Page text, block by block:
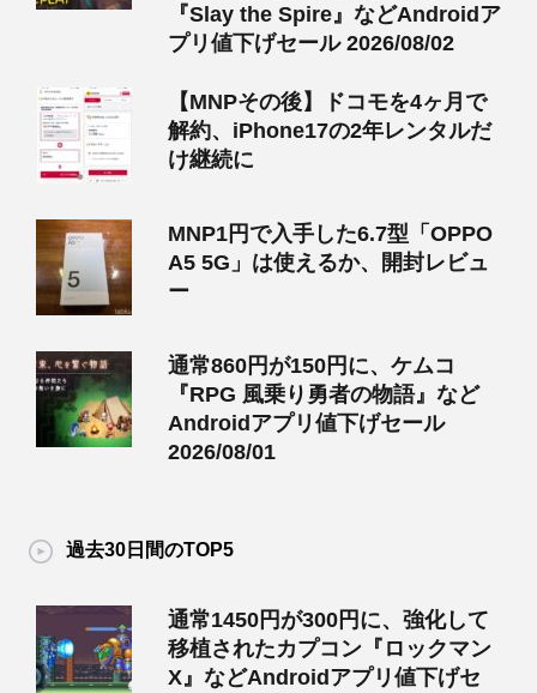
『Slay the Spire』などAndroidア
プリ値下げセール 2026/08/02
【MNPその後】ドコモを4ヶ月で
解約、iPhone17の2年レンタルだ
け継続に
MNP1円で入手した6.7型「OPPO
A5 5G」は使えるか、開封レビュ
ー
通常860円が150円に、ケムコ
『RPG 風乗り勇者の物語』など
Androidアプリ値下げセール
2026/08/01
過去30日間のTOP5
通常1450円が300円に、強化して
移植されたカプコン『ロックマン
X』などAndroidアプリ値下げセ